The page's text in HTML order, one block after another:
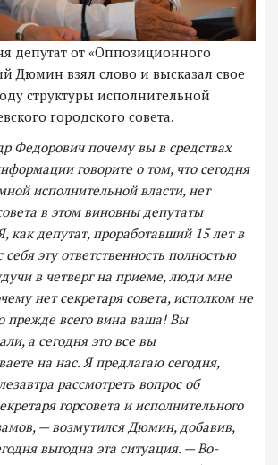
депутат от «Оппозиционного
Дюмин взял слово и высказал свое
структуры исполнительной
городского совета.
Федорович почему вы в средствах
говорите о том, что сегодня
исполнительной власти, нет
в этом виновны депутаты
как депутат, проработавший 15 лет в
себя эту ответственность полностью
в четверг на приеме, люди мне
нет секретаря совета, исполком не
прежде всего вина ваша! Вы
а сегодня это все вы
на нас. Я предлагаю сегодня,
рассмотреть вопрос об
горсовета и исполнительного
— возмутился Дюмин, добавив,
выгодна эта ситуация. — Во-